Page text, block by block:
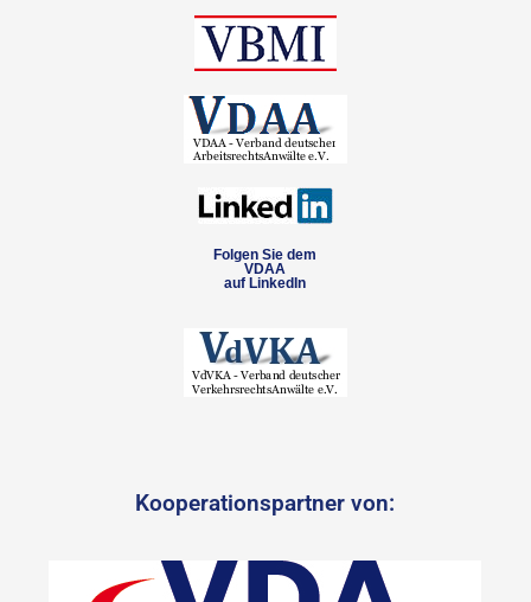
Folgen Sie dem
VDAA
auf LinkedIn
Kooperationspartner von: